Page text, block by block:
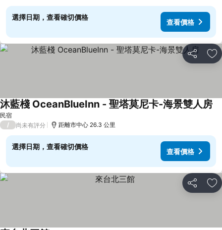
選擇日期，查看確切價格
查看價格
分享 加
民宿
沐藍棧 OceanBlueInn - 聖塔莫尼卡-海景雙人房
/ 尚未有評分 距離市中心 26.3 公里
選擇日期，查看確切價格
查看價格
分享 加